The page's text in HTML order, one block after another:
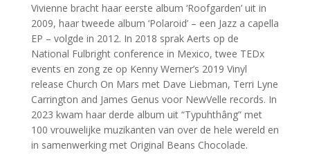
Vivienne bracht haar eerste album ‘Roofgarden’ uit in
2009, haar tweede album ‘Polaroid’ – een Jazz a capella
EP – volgde in 2012. In 2018 sprak Aerts op de
National Fulbright conference in Mexico, twee TEDx
events en zong ze op Kenny Werner’s 2019 Vinyl
release Church On Mars met Dave Liebman, Terri Lyne
Carrington and James Genus voor NewVelle records. In
2023 kwam haar derde album uit “Typuhthâng” met
100 vrouwelijke muzikanten van over de hele wereld en
in samenwerking met Original Beans Chocolade.